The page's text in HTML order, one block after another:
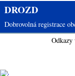
DROZD
Dobrovolná registrace
Odkazy